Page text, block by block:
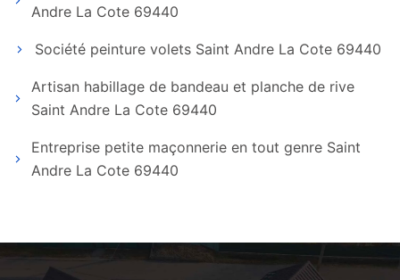
Andre La Cote 69440
Société peinture volets Saint Andre La Cote 69440
Artisan habillage de bandeau et planche de rive
Saint Andre La Cote 69440
Entreprise petite maçonnerie en tout genre Saint
Andre La Cote 69440